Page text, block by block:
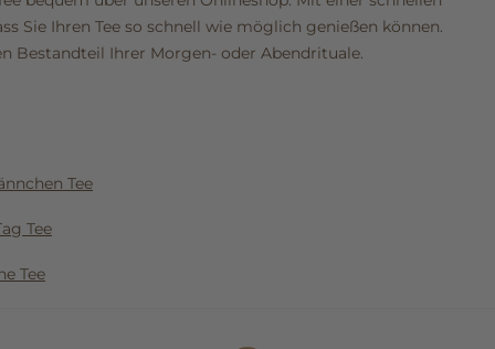
Sie Ihren Tee so schnell wie möglich genießen können.
Bestandteil Ihrer Morgen- oder Abendrituale.
Tee
Tee
Tee